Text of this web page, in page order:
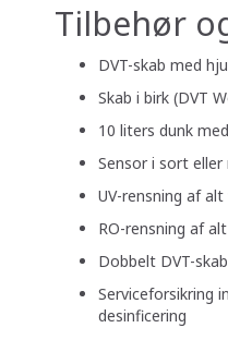
Tilbehør
DVT-skab med
Skab i birk (DVT
10 liters dunk
Sensor i sort eller
UV-rensning af alt
RO-rensning af
Dobbelt DVT-
Serviceforsikring
desinficering